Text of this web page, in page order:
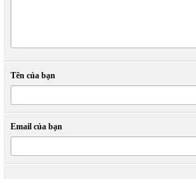
Tên của bạn
Email của bạn